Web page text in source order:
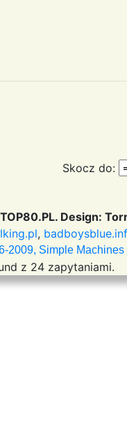
Skocz do:
Design:
,
2009, Simple Machines
z 24 zapytaniami.